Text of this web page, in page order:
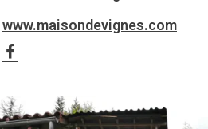
www.maisondevignes.com